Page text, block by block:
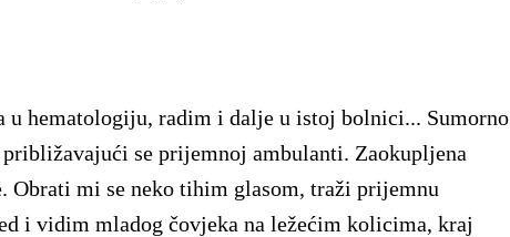
u hematologiju, radim i dalje u istoj bolnici... Sumorno
se prijemnoj ambulanti. Zaokupljena
Obrati mi se neko tihim glasom, traži prijemnu
i vidim mladog čovjeka na ležećim kolicima, kraj